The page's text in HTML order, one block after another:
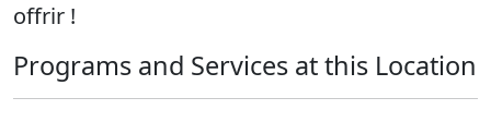
offrir !
Programs and Services at this Location